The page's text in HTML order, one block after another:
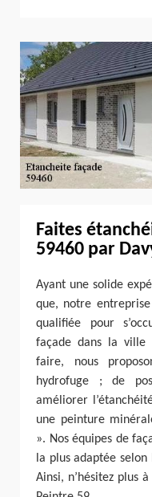
Faites
59460 par
Ayant une solide
que, notre
qualifiée pour
façade dans la ville
faire, nous
hydrofuge ; de
améliorer
une peinture
». Nos équipes de
la plus adaptée
Ainsi, n’hésitez plus